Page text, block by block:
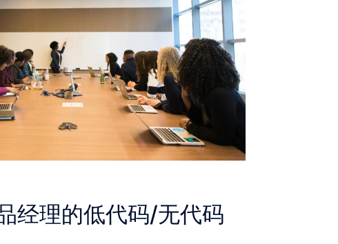
经理的低代码/无代码